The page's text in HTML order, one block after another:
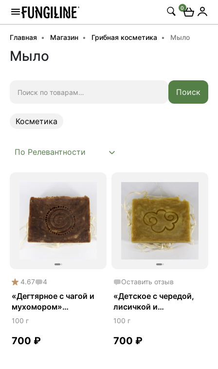
0
Главная Магазин Грибная косметика Мыло
Мыло
Поиск
Косметика
4.67 4
«Дегтярное с чагой и
мухомором»
натуральное мыло
100 г
700 ₽
Оставить отзыв
«Детское с чередой,
лисичкой и
дрожалкой»
ручной работы
100 г
700 ₽